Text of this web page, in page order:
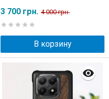
3 700 грн. 4 000 грн.
В корзину